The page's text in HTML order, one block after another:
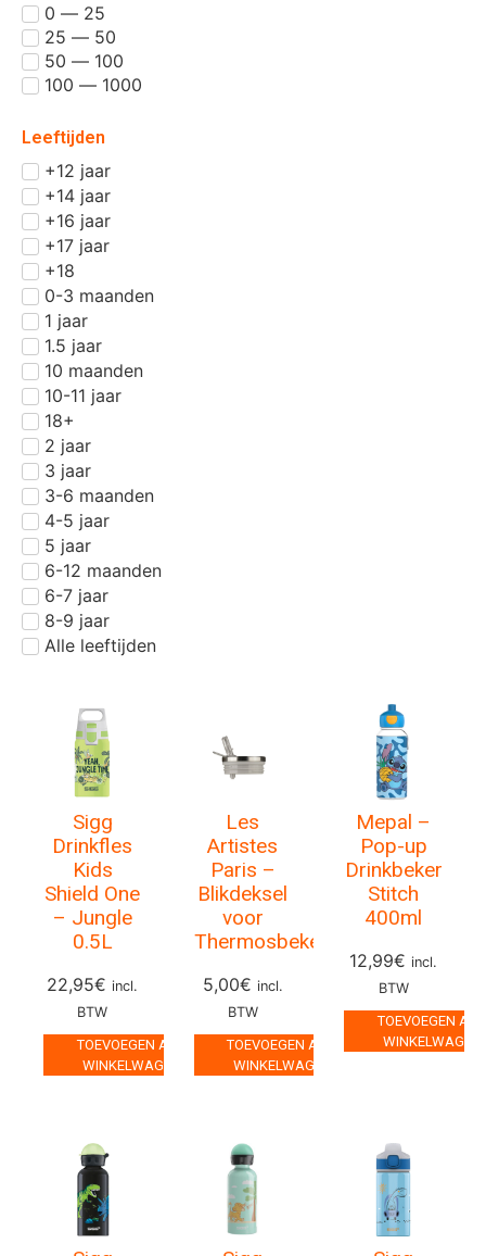
0 — 25
25 — 50
50 — 100
100 — 1000
Leeftijden
+12 jaar
+14 jaar
+16 jaar
+17 jaar
+18
0-3 maanden
1 jaar
1.5 jaar
10 maanden
10-11 jaar
18+
2 jaar
3 jaar
3-6 maanden
4-5 jaar
5 jaar
6-12 maanden
6-7 jaar
8-9 jaar
Alle leeftijden
Sigg
Drinkfles
Kids
Shield One
– Jungle
0.5L
22,95€ incl.
BTW
TOEVOEGEN AAN
WINKELWAGEN
Les
Artistes
Paris –
Blikdeksel
voor
Thermosbeker
5,00€ incl.
BTW
TOEVOEGEN AAN
WINKELWAGEN
Mepal –
Pop-up
Drinkbeker
Stitch
400ml
12,99€ incl.
BTW
TOEVOEGEN
WINKELWAGEN